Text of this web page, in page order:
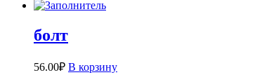
болт
56.00₽ В корзину